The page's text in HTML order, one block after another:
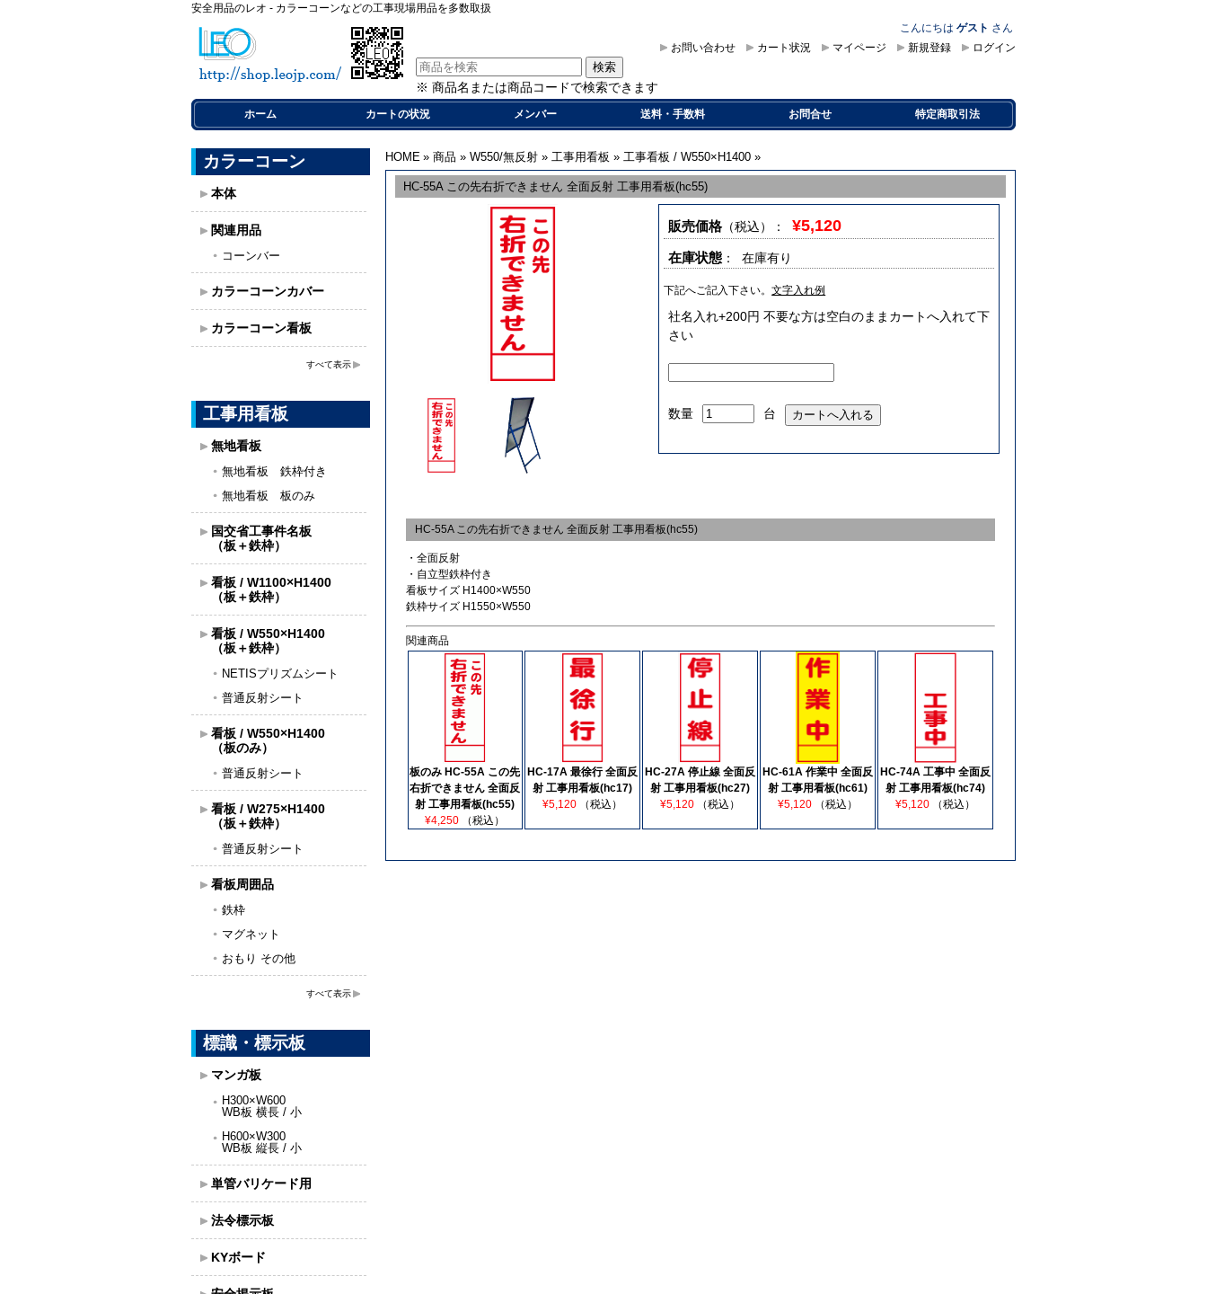
安全用品のレオ - カラーコーンなどの工事現場用品を多数取扱
こんにちは ゲスト さん
ログイン
新規登録
マイページ
カート状況
お問い合わせ
※ 商品名または商品コードで検索できます
ホーム カートの状況 メンバー 送料・手数料 お問合せ 特定商取引法
カラーコーン
本体
関連用品
コーンバー
カラーコーンカバー
カラーコーン看板
すべて表示
工事用看板
無地看板
無地看板 鉄枠付き
無地看板 板のみ
国交省工事件名板
（板＋鉄枠）
看板 / W1100×H1400
（板＋鉄枠）
看板 / W550×H1400
（板＋鉄枠）
NETISプリズムシート
普通反射シート
看板 / W550×H1400
（板のみ）
普通反射シート
看板 / W275×H1400
（板＋鉄枠）
普通反射シート
看板周囲品
鉄枠
マグネット
おもり その他
すべて表示
標識・標示板
マンガ板
H300×W600
WB板 横長 / 小
H600×W300
WB板 縦長 / 小
単管バリケード用
法令標示板
KYボード
HOME » 商品 » W550/無反射 » 工事用看板 » 工事看板 / W550×H1400 »
HC-55A この先右折できません 全面反射 工事用看板(hc55)
販売価格 （税込） ：¥5,120
在庫状態 ： 在庫有り
下記へご記入下さい。文字入れ例
社名入れ+200円 不要な方は空白のままカートへ入れて下
さい
数量 台
HC-55A この先右折できません 全面反射 工事用看板(hc55)
・全面反射
・自立型鉄枠付き
看板サイズ H1400×W550
鉄枠サイズ H1550×W550
関連商品
板のみ HC-55A この先
右折できません 全面反
射 工事用看板(hc55)
¥4,250
（税込）
HC-17A 最徐行 全面反
射 工事用看板(hc17)
¥5,120
（税込）
HC-27A 停止線 全面反
射 工事用看板(hc27)
¥5,120
（税込）
HC-61A 作業中 全面反
射 工事用看板(hc61)
¥5,120
（税込）
HC-74A 工事中 全面反
射 工事用看板(hc74)
¥5,120
（税込）